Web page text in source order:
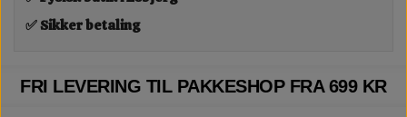
✅ Sikker betaling
FRI LEVERING TIL PAKKESHOP FRA 699 KR